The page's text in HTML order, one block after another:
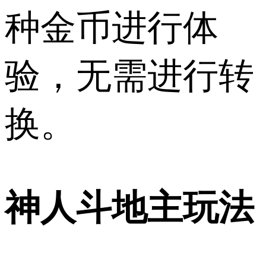
种金币进行体
验，无需进行转
换。
神人斗地主玩法